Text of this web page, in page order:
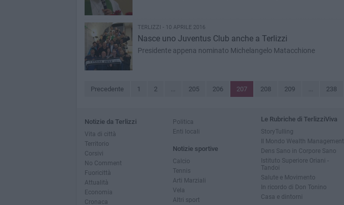
TERLIZZI - 10 APRILE 2016
Nasce uno Juventus Club anche a Terlizzi
Presidente appena nominato Michelangelo Matacchione
Precedente 1 2 ... 205 206 207 208 209 ... 238
Notizie da Terlizzi
Vita di città
Territorio
Corsivi
No Comment
Fuoricittà
Attualità
Economia
Cronaca
Politica
Enti locali
Notizie sportive
Calcio
Tennis
Arti Marziali
Vela
Altri sport
Le Rubriche di TerlizziViva
StoryTulling
Il Mondo Wealth Management
Dens Sano in Corpore Sano
Istituto Superiore Oriani -
Tandoi
Salute e Movimento
In ricordo di Don Tonino
Casa e dintorni